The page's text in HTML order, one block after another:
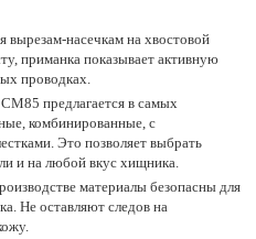
вырезам-насечкам на хвостовой
приманка показывает активную
проводках.
предлагается в самых
комбинированные, с
Это позволяет выбрать
и на любой вкус хищника.
материалы безопасны для
Не оставляют следов на